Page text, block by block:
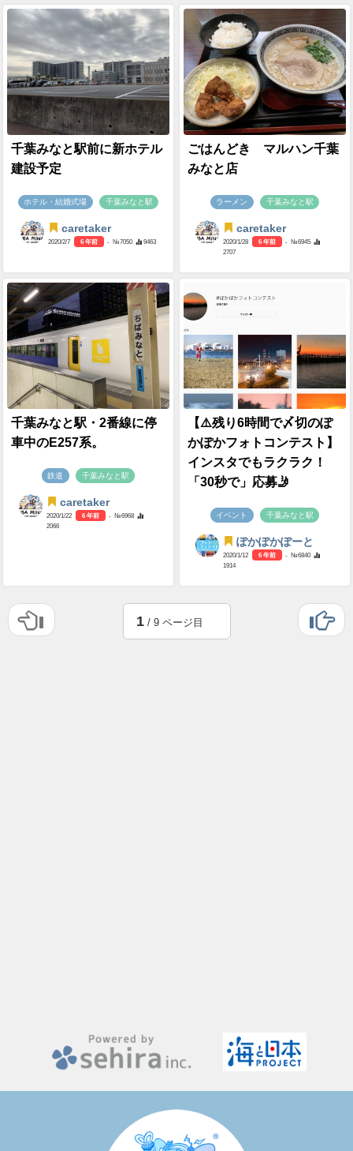
千葉みなと駅前に新ホテル
建設予定
ホテル・結婚式場 千葉みなと駅
caretaker
2020/2/7 6 年前 - №7050 9463
ごはんどき マルハン千葉
みなと店
ラーメン 千葉みなと駅
caretaker
2020/1/28 6 年前
- №6945
2707
千葉みなと駅・2番線に停
車中のE257系。
鉄道 千葉みなと駅
caretaker
2020/1/22 6 年前
- №6968
2066
【⚠️残り6時間で〆切のぽ
かぽかフォトコンテスト】
インスタでもラクラク！
「30秒で」応募🤳
イベント 千葉みなと駅
ぽかぽかぽーと
2020/1/12 6 年前
- №6840
1914
1/ 9 ページ目